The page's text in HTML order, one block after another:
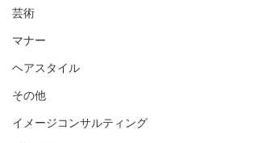
芸術
マナー
ヘアスタイル
その他
イメージコンサルティング